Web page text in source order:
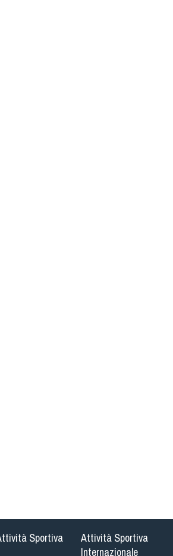
Sportiva
Attività Sportiva
Internazionale